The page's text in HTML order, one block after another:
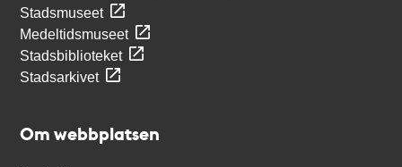
Stadsmuseet
Medeltidsmuseet
Stadsbiblioteket
Stadsarkivet
Om webbplatsen